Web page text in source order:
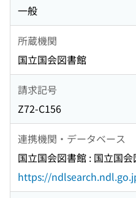
一般
所蔵機関
国立国会図書館
請求記号
Z72-C156
連携機関・データベース
国立国会図書館 : 国立国
https://